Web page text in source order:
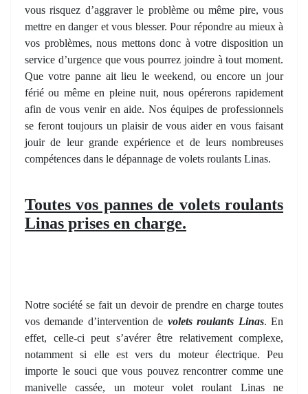
vous risquez d’aggraver le problème ou même pire, vous
mettre en danger et vous blesser. Pour répondre au mieux à
vos problèmes, nous mettons donc à votre disposition un
service d’urgence que vous pourrez joindre à tout moment.
Que votre panne ait lieu le weekend, ou encore un jour
férié ou même en pleine nuit, nous opérerons rapidement
afin de vous venir en aide. Nos équipes de professionnels
se feront toujours un plaisir de vous aider en vous faisant
jouir de leur grande expérience et de leurs nombreuses
compétences dans le dépannage de volets roulants Linas.
Toutes vos pannes de volets roulants
Linas prises en charge.
Notre société se fait un devoir de prendre en charge toutes
vos demande d’intervention de volets roulants Linas. En
effet, celle-ci peut s’avérer être relativement complexe,
notamment si elle est vers du moteur électrique. Peu
importe le souci que vous pouvez rencontrer comme une
manivelle cassée, un moteur volet roulant Linas ne